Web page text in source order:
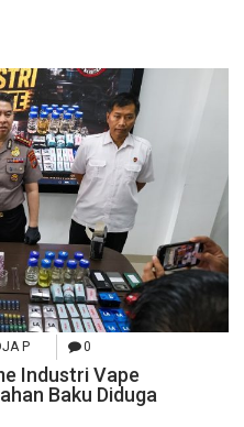
P 0
Industri Vape
Baku Diduga